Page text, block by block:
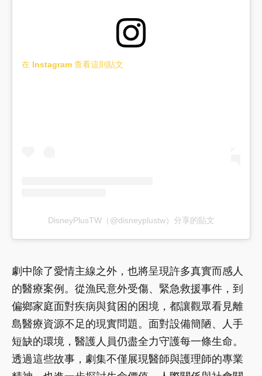
在 Instagram 查看這則貼文
DisneyPlusTW（@disneyplustw）分享的貼文
劇中除了愛情主線之外，也將呈現許多真實而感人
的醫療案例。從漁民意外受傷、緊急救援事件，到
偏鄉家庭面對疾病與貧困的困境，都讓觀眾看見離
島醫療資源不足的現實問題。面對設備簡陋、人手
短缺的環境，醫護人員仍盡全力守護每一條生命。
透過這些故事，劇集不僅展現醫師與護理師的專業